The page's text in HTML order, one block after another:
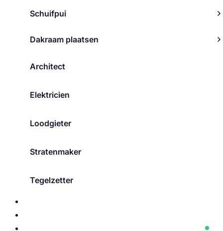
Schuifpui
Dakraam plaatsen
Architect
Elektricien
Loodgieter
Stratenmaker
Tegelzetter